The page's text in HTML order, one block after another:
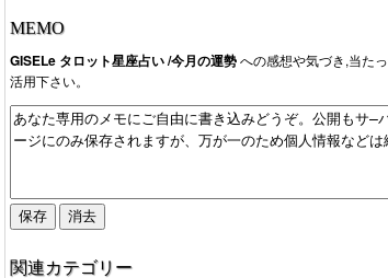
2025/07/02：2025年7月今月の運勢が公開。URL
2025/06/03：2025年6月今月の運勢が公開中。
2025/05/07：2025年5月今月の運勢が公開中。
2025/04/06：2025年4月今月の運勢が公開中。
2025/03/07：2025年3月今月の運勢が公開中。
2024/12/02：2024年12月今月の運勢が公開中。
2024/10/06：2024年10月今月の運勢が公開中。
MEMO
GISELe タロット星座占い /今月の運勢への感想や気づき,当た
活用下さい。
関連カテゴリー